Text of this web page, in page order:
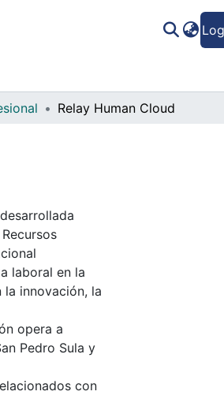
Relay Human Cloud
laboral en la
la innovación, la
opera a
Pedro Sula y
con